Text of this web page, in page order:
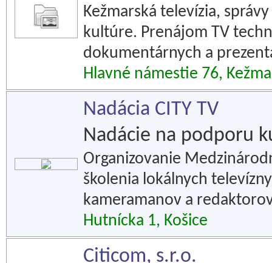
Kežmarská televízia,
kultúre. Prenájom TV
dokumentárnych a
Hlavné námestie 76,
Nadácia CITY TV
Nadácie na podporu
Organizovanie
školenia lokálnych
kameramanov a
Hutnícka 1, Košice
Citicom, s.r.o.